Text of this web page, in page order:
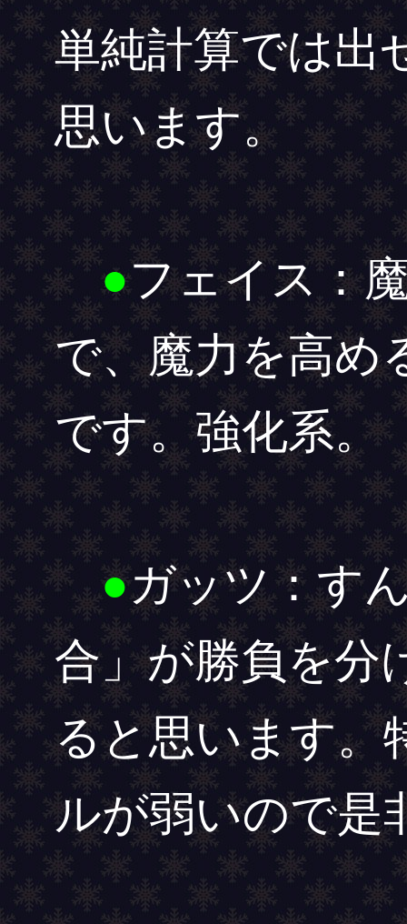
単純計算では出
思います。
●フェイス：
で、魔力を高め
です。強化系。
●ガッツ：す
合」が勝負を分
ると思います。
ルが弱いので是